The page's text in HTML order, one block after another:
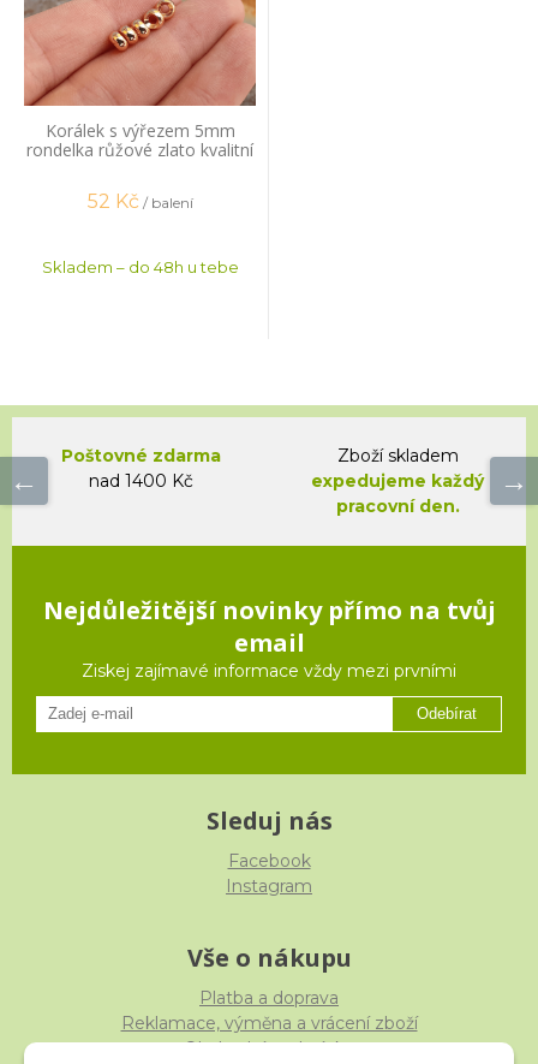
Korálek s výřezem 5mm
rondelka růžové zlato kvalitní
52 Kč / balení
Skladem – do 48h u tebe
Poštovné zdarma
nad 1400 Kč
Zboží skladem
expedujeme každý
pracovní den.
Nejdůležitější novinky přímo na tvůj
email
Ziskej zajímavé informace vždy mezi prvními
Odebírat
Sleduj nás
Facebook
Instagram
Vše o nákupu
Platba a doprava
Reklamace, výměna a vrácení zboží
Obchodní podmínky